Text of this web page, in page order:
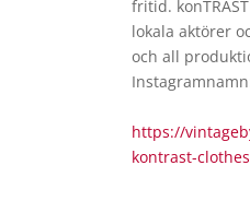
fritid.
lokala aktörer
och all
https://
kontrast-clothes